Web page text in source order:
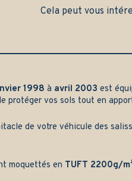
luxe
Cela peut vous
1998 à avril 2003 est
protéger vos sols tout en
de votre véhicule des
moquettés en TUFT 2200g/